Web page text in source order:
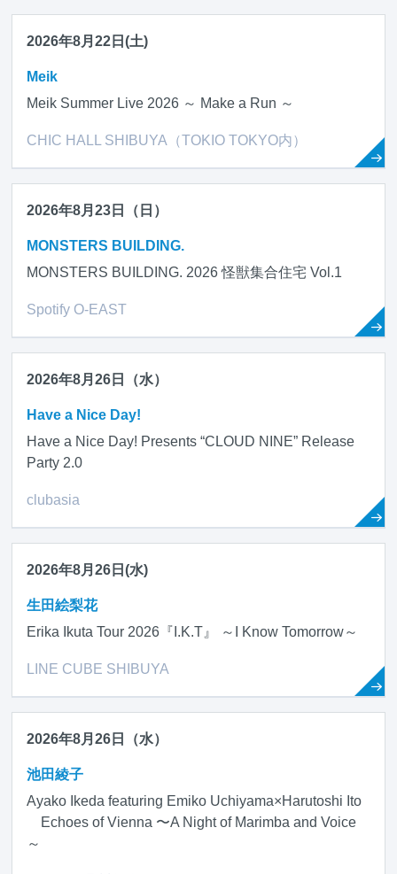
2026年8月22日(土)
Meik
Meik Summer Live 2026 ～ Make a Run ～
CHIC HALL SHIBUYA（TOKIO TOKYO内）
2026年8月23日（日）
MONSTERS BUILDING.
MONSTERS BUILDING. 2026 怪獣集合住宅 Vol.1
Spotify O-EAST
2026年8月26日（水）
Have a Nice Day!
Have a Nice Day! Presents “CLOUD NINE” Release
Party 2.0
clubasia
2026年8月26日(水)
生田絵梨花
Erika Ikuta Tour 2026『I.K.T』 ～I Know Tomorrow～
LINE CUBE SHIBUYA
2026年8月26日（水）
池田綾子
Ayako Ikeda featuring Emiko Uchiyama×Harutoshi Ito
Echoes of Vienna 〜A Night of Marimba and Voice
～